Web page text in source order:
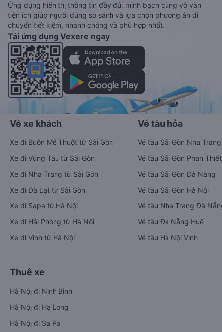
Ứng dụng hiển thị thông tin đầy đủ, minh bạch cùng vô vàn
tiện ích giúp người dùng so sánh và lựa chọn phương án di
chuyển tiết kiệm, nhanh chóng và phù hợp nhất.
Tải ứng dụng Vexere ngay
Vé xe khách
Xe đi Buôn Mê Thuột từ Sài Gòn
Xe đi Vũng Tàu từ Sài Gòn
Xe đi Nha Trang từ Sài Gòn
Xe đi Đà Lạt từ Sài Gòn
Xe đi Sapa từ Hà Nội
Xe đi Hải Phòng từ Hà Nội
Xe đi Vinh từ Hà Nội
Vé tàu hỏa
Vé tàu Sài Gòn Nha Trang
Vé tàu Sài Gòn Phan Thiết
Vé tàu Sài Gòn Đà Nẵng
Vé tàu Sài Gòn Hà Nội
Vé tàu Nha Trang Đà
Vé tàu Đà Nẵng Huế
Vé tàu Hà Nội Vinh
Thuê xe
Hà Nội đi Ninh Bình
Hà Nội đi Hạ Long
Hà Nội đi Sa Pa